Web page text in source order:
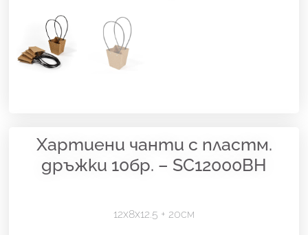
Хартиени чанти с пластм.
дръжки 10бр. – SC12000BH
12х8х12.5 + 20см